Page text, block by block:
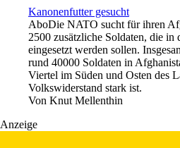
Kanonenfutter gesucht
AboDie NATO sucht für ihren
2500 zusätzliche Soldaten, die in
eingesetzt werden sollen.
rund 40000 Soldaten in
Viertel im Süden und Osten des
Volkswiderstand stark ist.
Von Knut Mellenthin
Anzeige